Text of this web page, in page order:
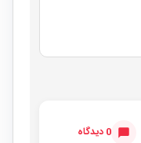
0 دیدگاه